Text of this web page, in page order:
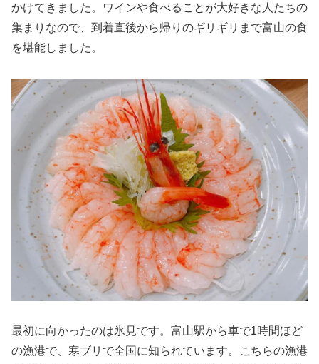
かけてきました。ワインや食べることが大好きな人たちの
集まりなので、到着直後から帰りのギリギリまで富山の食
を堪能しました。
最初に向かったのは氷見です。富山駅から車で1時間ほど
の漁港で、寒ブリで全国に知られています。こちらの漁港